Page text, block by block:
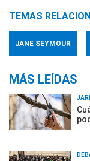
TEMAS
JANE SEYMOUR
MÁS LEÍDAS